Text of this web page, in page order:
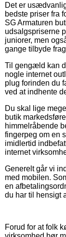
Det er
bedste priser fra
SG Armaturen
udsalgspriserne
juniorer, men
gange tilbyde
Til gengæld kan
nogle internet
plug forinden du
ved at indhente
Du skal lige
butik
himmelråbende
fingerpeg om en
imidlertid
internet
Generelt går vi
med mobilen.
en
du har til hensigt
Forud for at folk